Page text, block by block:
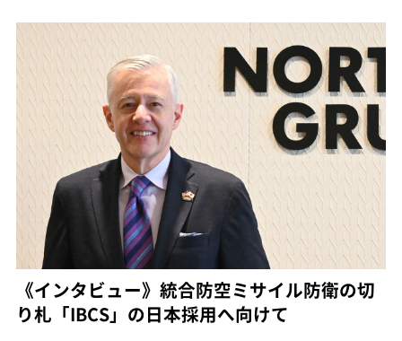
《インタビュー》統合防空ミサイル防衛の切
り札「IBCS」の日本採用へ向けて